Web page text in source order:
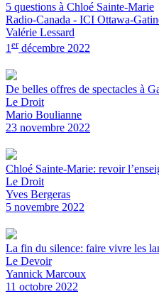
5 questions à Chloé Sainte-Marie
Radio-Canada - ICI Ottawa-
Valérie Lessard
1 erdécembre 2022
De belles offres de spectacles à
Le Droit
Mario Boulianne
23 novembre 2022
Chloé Sainte-Marie: revoir
Le Droit
Yves Bergeras
5 novembre 2022
La fin du silence: faire vivre les
Le Devoir
Yannick Marcoux
11 octobre 2022